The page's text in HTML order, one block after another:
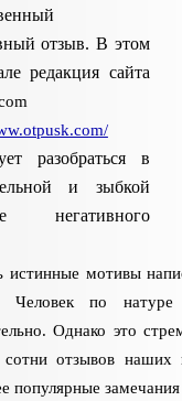
отзыв. В этом
редакция сайта
разобраться в
и зыбкой
негативного
истинные мотивы
Человек по
Однако это
отзывов наших
популярные